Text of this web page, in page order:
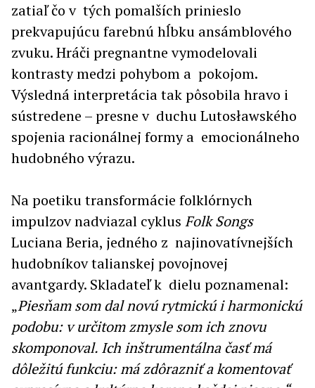
zatiaľ čo v tých pomalších prinieslo
prekvapujúcu farebnú hĺbku ansámblového
zvuku. Hráči pregnantne vymodelovali
kontrasty medzi pohybom a pokojom.
Výsledná interpretácia tak pôsobila hravo i
sústredene – presne v duchu Lutosławského
spojenia racionálnej formy a emocionálneho
hudobného výrazu.
Na poetiku transformácie folklórnych
impulzov nadviazal cyklus Folk Songs
Luciana Beria, jedného z najinovatívnejších
hudobníkov talianskej povojnovej
avantgardy. Skladateľ k dielu poznamenal:
„Piesňam som dal novú rytmickú i harmonickú
podobu: v určitom zmysle som ich znovu
skomponoval. Ich inštrumentálna časť má
dôležitú funkciu: má zdôrazniť a komentovať